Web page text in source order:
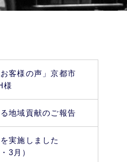
客様の声」京都市
様
地域貢献のご報告
実施しました
3月）